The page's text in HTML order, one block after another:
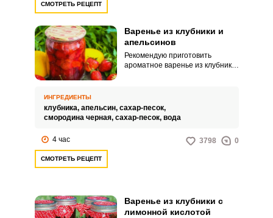
СМОТРЕТЬ РЕЦЕПТ
Варенье из клубники и
апельсинов
Рекомендую приготовить
ароматное варенье из клубники
ИНГРЕДИЕНТЫ
клубника, апельсин, сахар-песок,
смородина черная, сахар-песок, вода
4 час 3798 0
СМОТРЕТЬ РЕЦЕПТ
Варенье из клубники с
лимонной кислотой